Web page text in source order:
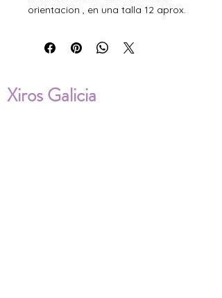
orientacion , en una talla 12 aprox.
Xiros Galicia